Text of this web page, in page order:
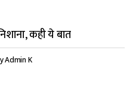
कही ये बात
Admin K